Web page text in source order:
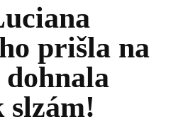
prišla na
slzám!